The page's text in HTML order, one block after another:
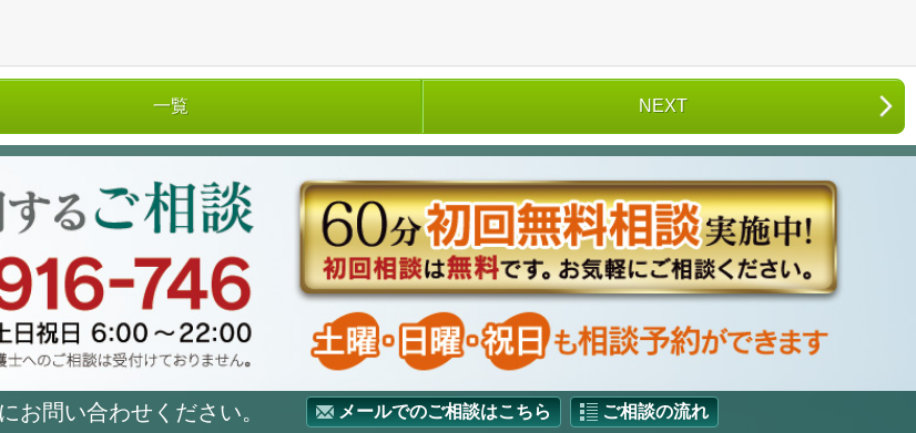
一覧 NEXT
お問い合わせください。 メールでのご相談はこちら ご相談の流れ